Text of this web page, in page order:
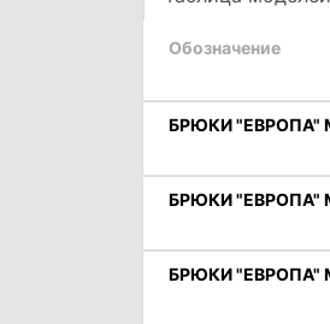
Обозначение
БРЮКИ "ЕВРОПА"
БРЮКИ "ЕВРОПА"
БРЮКИ "ЕВРОПА"